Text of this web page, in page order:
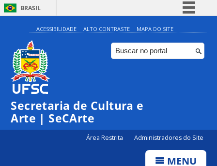
BRASIL
Simplifique!
Comunica BR
Participe
ACESSIBILIDADE ALTO CONTRASTE MAPA DO SITE
Secretaria de Cultura e
Arte | SeCArte
Área Restrita Administradores do Site
MENU